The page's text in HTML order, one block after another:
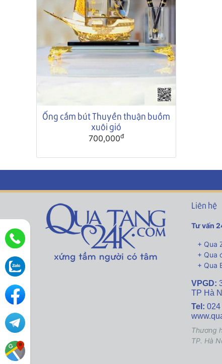
Ống cắm bút Thuyền thuận buồm
xuôi gió
700,000đ
Liên hệ
Tư vấn
+ Qua
+ Qua
+ Qua
VPGD:
TP Hà
Tel:
Thương
TP. Hà